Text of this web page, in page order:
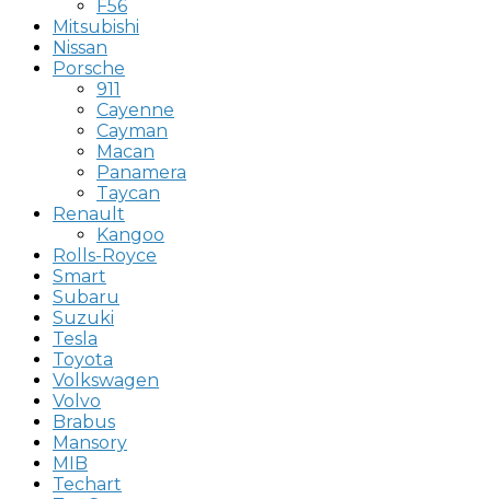
F56
Mitsubishi
Nissan
Porsche
911
Cayenne
Cayman
Macan
Panamera
Taycan
Renault
Kangoo
Rolls-Royce
Smart
Subaru
Suzuki
Tesla
Toyota
Volkswagen
Volvo
Brabus
Mansory
MIB
Techart